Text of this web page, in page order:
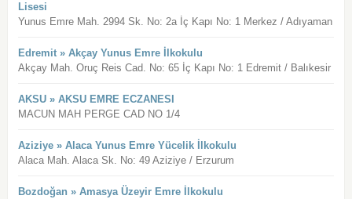
Lisesi
Yunus Emre Mah. 2994 Sk. No: 2a İç Kapı No: 1 Merkez / Adıyaman
Edremit » Akçay Yunus Emre İlkokulu
Akçay Mah. Oruç Reis Cad. No: 65 İç Kapı No: 1 Edremit / Balıkesir
AKSU » AKSU EMRE ECZANESI
MACUN MAH PERGE CAD NO 1/4
Aziziye » Alaca Yunus Emre Yücelik İlkokulu
Alaca Mah. Alaca Sk. No: 49 Aziziye / Erzurum
Bozdoğan » Amasya Üzeyir Emre İlkokulu